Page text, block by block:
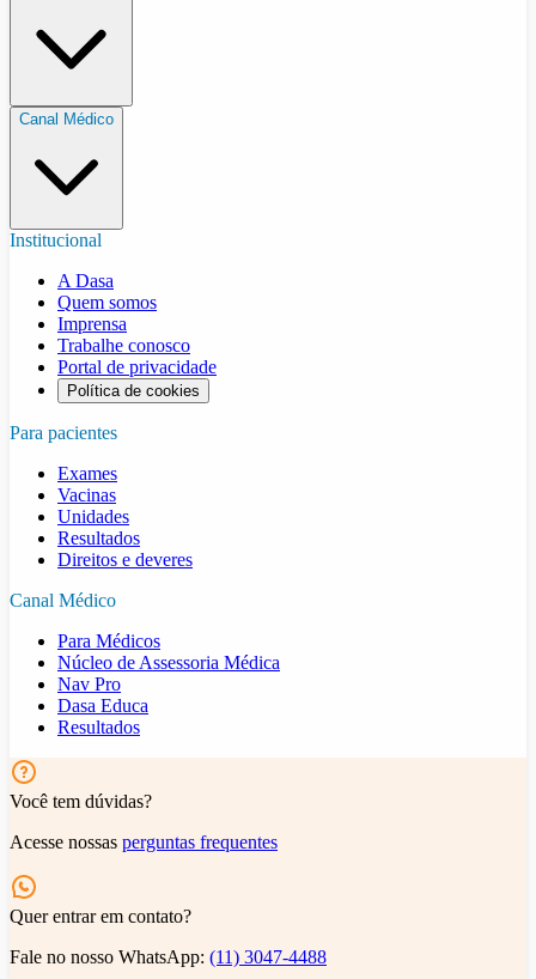
Canal Médico
Institucional
A Dasa
Quem somos
Imprensa
Trabalhe conosco
Portal de privacidade
Política de cookies
Para pacientes
Exames
Vacinas
Unidades
Resultados
Direitos e deveres
Canal Médico
Para Médicos
Núcleo de Assessoria Médica
Nav Pro
Dasa Educa
Resultados
Você tem dúvidas?
Acesse nossas perguntas frequentes
Quer entrar em contato?
Fale no nosso WhatsApp: (11) 3047-4488